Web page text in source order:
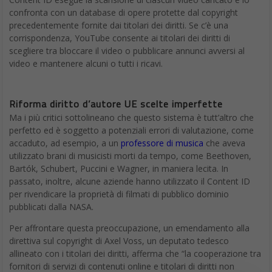
confronta con un database di opere protette dal copyright
precedentemente fornite dai titolari dei diritti. Se c’è una
corrispondenza, YouTube consente ai titolari dei diritti di
scegliere tra bloccare il video o pubblicare annunci avversi al
video e mantenere alcuni o tutti i ricavi.
Riforma diritto d’autore UE scelte imperfette
Ma i più critici sottolineano che questo sistema è tutt’altro che
perfetto ed è soggetto a potenziali errori di valutazione, come
accaduto, ad esempio, a un professore di musica che aveva
utilizzato brani di musicisti morti da tempo, come Beethoven,
Bartók, Schubert, Puccini e Wagner, in maniera lecita. In
passato, inoltre, alcune aziende hanno utilizzato il Content ID
per rivendicare la proprietà di filmati di pubblico dominio
pubblicati dalla NASA.
Per affrontare questa preoccupazione, un emendamento alla
direttiva sul copyright di Axel Voss, un deputato tedesco
allineato con i titolari dei diritti, afferma che “la cooperazione tra
fornitori di servizi di contenuti online e titolari di diritti non